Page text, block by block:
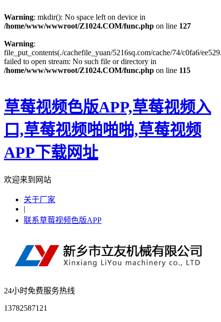
Warning: mkdir(): No space left on device in
/home/www/wwwroot/Z1024.COM/func.php on line 127
Warning:
file_put_contents(./cachefile_yuan/5216sq.com/cache/74/c0fa6/
failed to open stream: No such file or directory in
/home/www/wwwroot/Z1024.COM/func.php on line 115
草莓视频色版APP,草莓视频入
口,草莓视频啪啪啪,草莓视频
APP下载网址
欢迎来到网站
关于厂家
|
联系草莓视频色版APP
24小时免费服务热线
13782587121